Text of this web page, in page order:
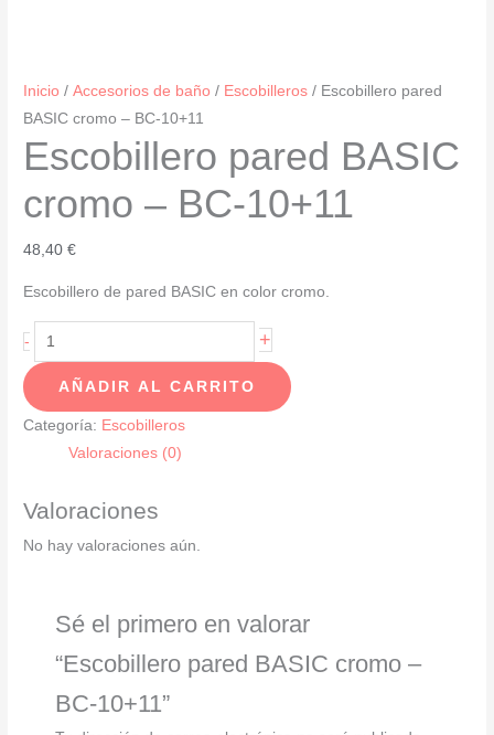
Inicio /Accesorios de baño / Escobilleros / Escobillero pared
BASIC cromo – BC-10+11
Escobillero pared BASIC
cromo – BC-10+11
48,40€
Escobillero de pared BASIC en color cromo.
-
Escobillero
pared
BASIC
cromo
10+11
+
AÑADIR AL CARRITO
Categoría: Escobilleros
Valoraciones (0)
Valoraciones
No hay valoraciones aún.
Sé el primero en valorar
“Escobillero pared BASIC cromo –
BC-10+11”